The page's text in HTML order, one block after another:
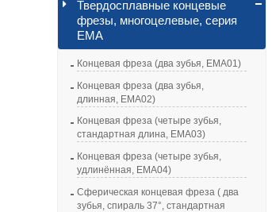
Твердосплавные концевые
фрезы, многоцелевые, серия
EMA
Концевая фреза (два зубья, EMA01)
Концевая фреза (два зубья,
длинная, EMA02)
Концевая фреза (четыре зубья,
стандартная длина, EMA03)
Концевая фреза (четыре зубья,
удлинённая, EMA04)
Сферическая концевая фреза ( два
зубья, спираль 37°, стандартная